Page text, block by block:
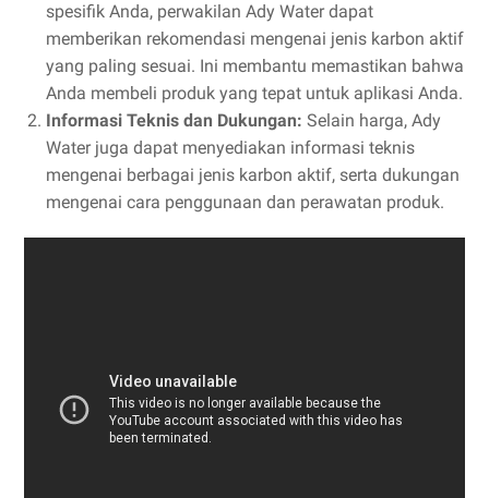
spesifik Anda, perwakilan Ady Water dapat
memberikan rekomendasi mengenai jenis karbon aktif
yang paling sesuai. Ini membantu memastikan bahwa
Anda membeli produk yang tepat untuk aplikasi Anda.
Informasi Teknis dan Dukungan: Selain harga, Ady
Water juga dapat menyediakan informasi teknis
mengenai berbagai jenis karbon aktif, serta dukungan
mengenai cara penggunaan dan perawatan produk.